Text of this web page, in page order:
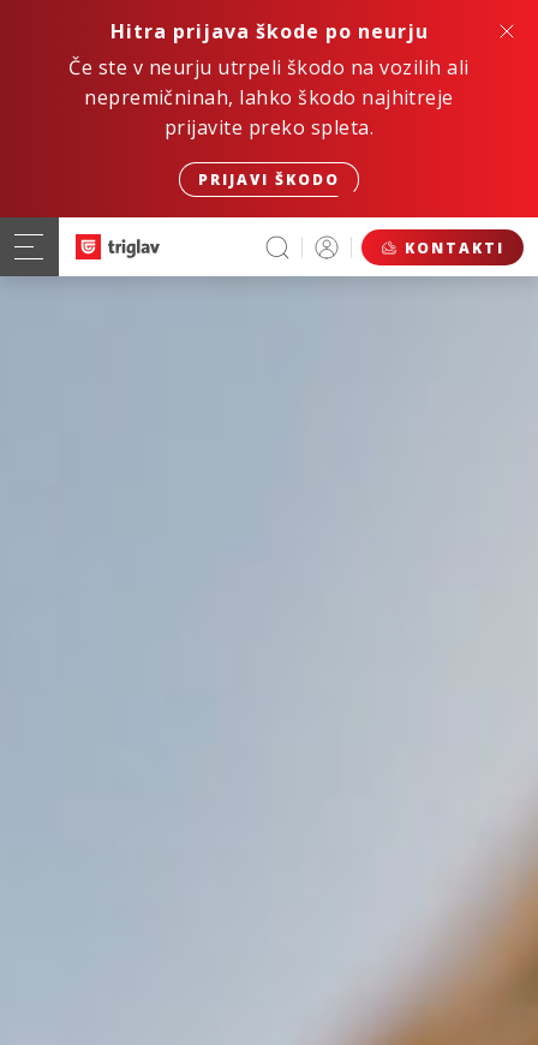
Hitra prijava škode po neurju
Če ste v neurju utrpeli škodo na vozilih ali
nepremičninah, lahko škodo najhitreje
prijavite preko spleta.
PRIJAVI ŠKODO
KONTAKTI